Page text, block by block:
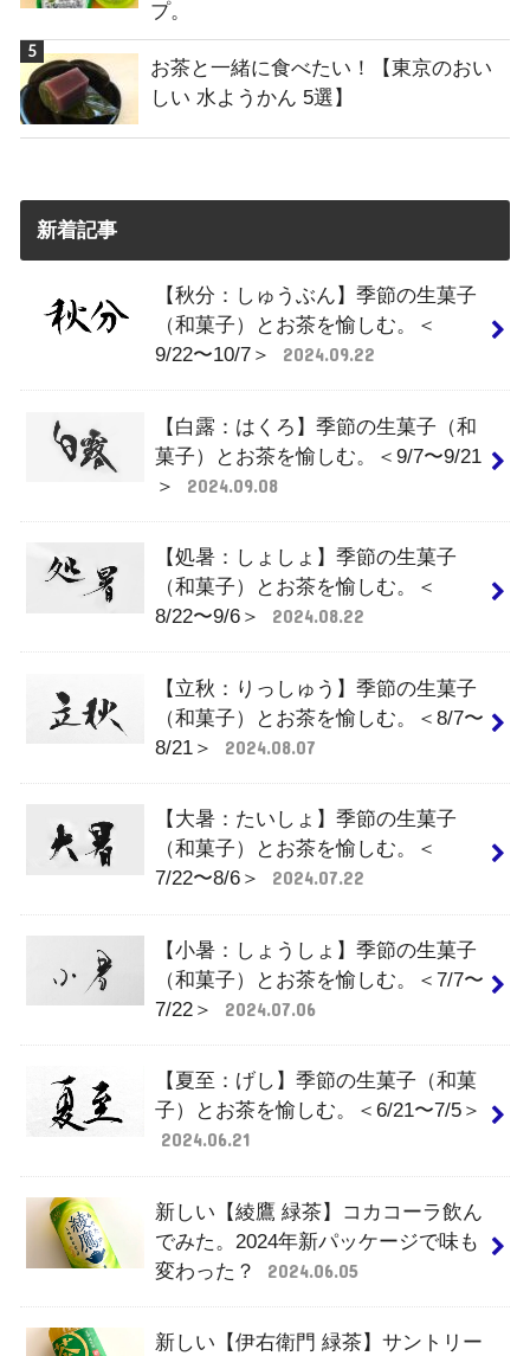
プ。
お茶と一緒に食べたい！【東京のおい
しい 水ようかん 5選】
新着記事
【秋分：しゅうぶん】季節の生菓子
（和菓子）とお茶を愉しむ。＜
9/22〜10/7＞
2024.09.22
【白露：はくろ】季節の生菓子（和
菓子）とお茶を愉しむ。＜9/7〜9/21
＞
2024.09.08
【処暑：しょしょ】季節の生菓子
（和菓子）とお茶を愉しむ。＜
8/22〜9/6＞
2024.08.22
【立秋：りっしゅう】季節の生菓子
（和菓子）とお茶を愉しむ。＜8/7〜
8/21＞
2024.08.07
【大暑：たいしょ】季節の生菓子
（和菓子）とお茶を愉しむ。＜
7/22〜8/6＞
2024.07.22
【小暑：しょうしょ】季節の生菓子
（和菓子）とお茶を愉しむ。＜7/7〜
7/22＞
2024.07.06
【夏至：げし】季節の生菓子（和菓
子）とお茶を愉しむ。＜6/21〜7/5＞
2024.06.21
新しい【綾鷹 緑茶】コカコーラ飲ん
でみた。2024年新パッケージで味も
変わった？
2024.06.05
新しい【伊右衛門 緑茶】サントリー